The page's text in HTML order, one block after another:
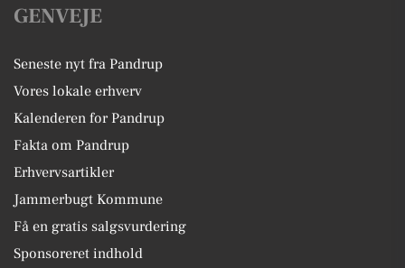
GENVEJE
Seneste nyt fra Pandrup
Vores lokale erhverv
Kalenderen for Pandrup
Fakta om Pandrup
Erhvervsartikler
Jammerbugt Kommune
Få en gratis salgsvurdering
Sponsoreret indhold